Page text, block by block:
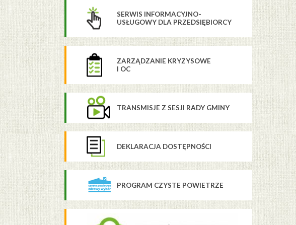
SERWIS INFORMACYJNO-
USŁUGOWY DLA PRZEDSIĘBIORCY
ZARZĄDZANIE KRYZYSOWE
I OC
TRANSMISJE Z SESJI RADY GMINY
DEKLARACJA DOSTĘPNOŚCI
PROGRAM CZYSTE POWIETRZE